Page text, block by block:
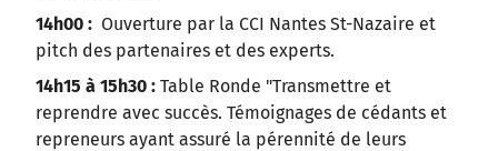
14h00 : Ouverture par la CCI Nantes St-Nazaire et
pitch des partenaires et des experts.
14h15 à 15h30 : Table Ronde "Transmettre et
reprendre avec succès. Témoignages de cédants et
repreneurs ayant assuré la pérennité de leurs